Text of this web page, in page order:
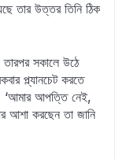
তার উত্তর তিনি ঠিক
তারপর সকালে উঠে
প্ল্যানচেট করতে
‘আমার আপত্তি নেই,
আশা করছেন তা জানি